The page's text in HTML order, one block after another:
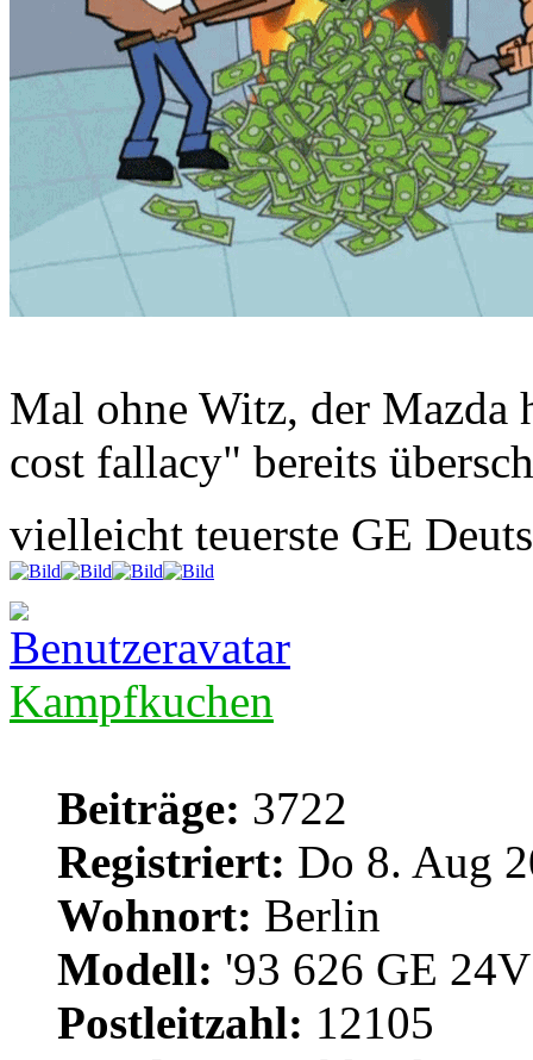
Mal ohne Witz, der Mazda
cost fallacy" bereits
vielleicht teuerste GE
Kampfkuchen
Beiträge: 3722
Registriert: Do 8. Aug
Wohnort: Berlin
Modell: '93 626 GE
Postleitzahl: 12105